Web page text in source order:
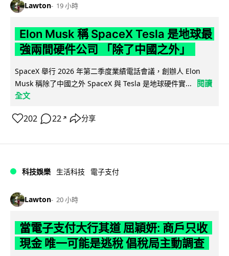
Lawton 19 小時
Elon Musk 稱 SpaceX Tesla 是地球最
強兩間硬件公司 「除了中國之外」
SpaceX 舉行 2026 年第二季度業績電話會議，創辦人 Elon
Musk 稱除了中國之外 SpaceX 與 Tesla 是地球硬件實...
閱讀
全文
202 22 ↗ 分享
科技娛樂 生活科技 電子支付
Lawton 20 小時
當電子支付大行其道 屈穎妍: 商戶只收
現金 唯一可能是逃稅 倡稅局主動調查